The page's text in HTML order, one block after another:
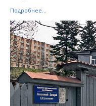
Подробнее...